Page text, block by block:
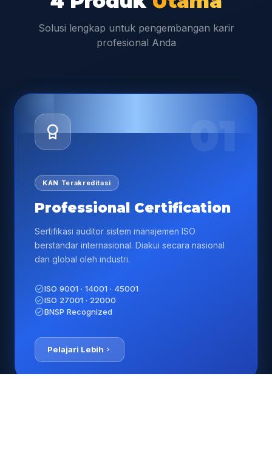
Solusi lengkap untuk pengembangan karir
profesional Anda
01
KAN Terakreditasi
Professional Certification
Sertifikasi auditor sistem manajemen ISO
berstandar internasional. Diakui secara nasional
dan global oleh industri.
ISO 9001 · 14001 · 45001
ISO 27001 · 22000
BNSP Recognized
Pelajari Lebih